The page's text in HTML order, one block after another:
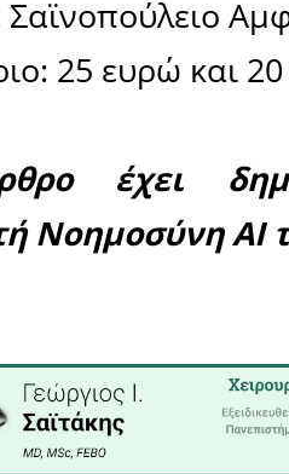
Ώρα
Είσοδος